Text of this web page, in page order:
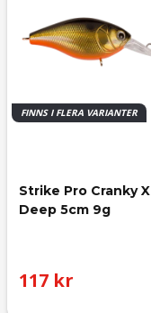
FINNS I FLERA VARIANTER
Strike Pro Cranky X
Deep 5cm 9g
117 kr